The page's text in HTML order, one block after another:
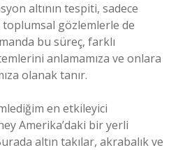
altının tespiti, sadece
gözlemlerle de
bu süreç, farklı
anlamamıza ve onlara
olanak tanır.
en etkileyici
Amerika’daki bir yerli
altın takılar, akrabalık ve